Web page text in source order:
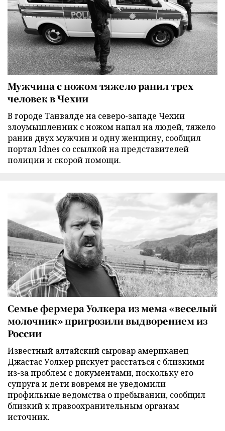
Мужчина с ножом тяжело ранил трех
человек в Чехии
В городе Танвалде на северо-западе Чехии
злоумышленник с ножом напал на людей, тяжело
ранив двух мужчин и одну женщину, сообщил
портал Idnes со ссылкой на представителей
полиции и скорой помощи.
Семье фермера Уолкера из мема «веселый
молочник» пригрозили выдворением из
России
Известный алтайский сыровар американец
Джастас Уолкер рискует расстаться с близкими
из-за проблем с документами, поскольку его
супруга и дети вовремя не уведомили
профильные ведомства о пребывании, сообщил
близкий к правоохранительным органам
источник.